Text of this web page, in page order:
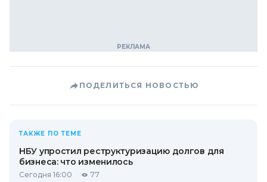
ПОДЕЛИТЬСЯ НОВОСТЬЮ
ТАКЖЕ ПО ТЕМЕ
НБУ упростил реструктуризацию долгов для
бизнеса: что изменилось
Сегодня 16:00 77